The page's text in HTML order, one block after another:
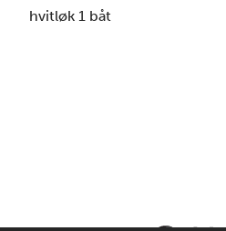
hvitløk 1 båt